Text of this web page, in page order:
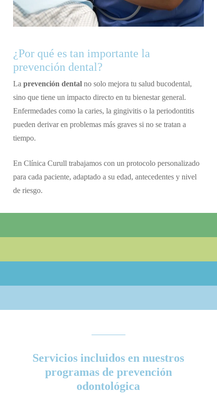
¿Por qué es tan importante la
prevención dental?
Laprevención dental no solo mejora tu salud bucodental,
sino que tiene un impacto directo en tu bienestar general.
Enfermedades como la caries, la gingivitis o la periodontitis
pueden derivar en problemas más graves si no se tratan a
tiempo.
En Clínica Curull trabajamos con un protocolo personalizado
para cada paciente, adaptado a su edad, antecedentes y nivel
de riesgo.
Servicios incluidos en nuestros
programas de prevención
odontológica